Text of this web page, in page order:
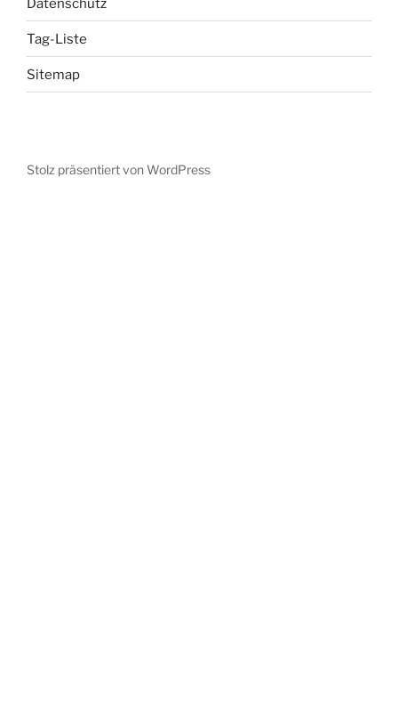
Datenschutz
Tag-Liste
Sitemap
Stolz präsentiert von WordPress